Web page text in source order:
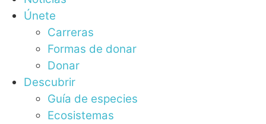
Únete
Carreras
Formas de donar
Donar
Descubrir
Guía de especies
Ecosistemas